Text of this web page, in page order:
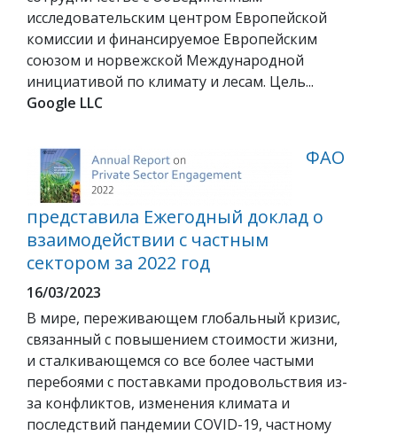
исследовательским центром Европейской
комиссии и финансируемое Европейским
союзом и норвежской Международной
инициативой по климату и лесам. Цель...
Google LLC
ФАО
представила Ежегодный доклад о
взаимодействии с частным
сектором за 2022 год
16/03/2023
В мире, переживающем глобальный кризис,
связанный с повышением стоимости жизни,
и сталкивающемся со все более частыми
перебоями с поставками продовольствия из-
за конфликтов, изменения климата и
последствий пандемии COVID-19, частному